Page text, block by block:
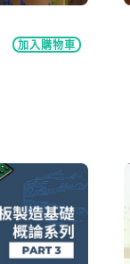
加入購物車